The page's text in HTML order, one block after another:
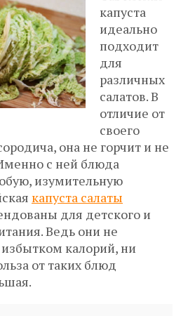
капуста
идеально
подходит
для
различных
салатов. В
отличие от
своего
она не горчит и не
с ней блюда
изумительную
капуста салаты
для детского и
Ведь они не
калорий, ни
от таких блюд